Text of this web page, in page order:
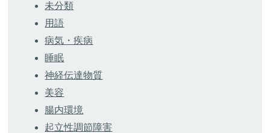
未分類
用語
病気・疾病
睡眠
神経伝達物質
美容
腸内環境
起立性調節障害